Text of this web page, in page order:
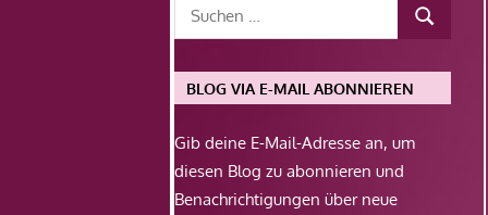
BLOG VIA E-MAIL ABONNIEREN
Gib deine E-Mail-Adresse an, um
diesen Blog zu abonnieren und
Benachrichtigungen über neue